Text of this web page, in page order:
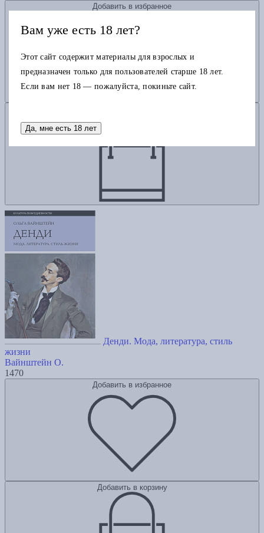
Добавить в избранное
Денди. Мода, литература, стиль
жизни
Вайнштейн О.
1470
Добавить в избранное
Добавить в корзину
Вам уже есть 18 лет?
Этот сайт содержит материалы для взрослых и
предназначен только для пользователей старше 18 лет.
Если вам нет 18 — пожалуйста, покиньте сайт.
Да, мне есть 18 лет